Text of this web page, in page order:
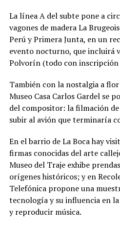
La línea A del subte pone a
vagones de madera La
Perú y Primera Junta, en un
evento nocturno, que incluirá
Polvorín (todo con inscripción
También con la nostalgia a
Museo Casa Carlos Gardel se
del compositor: la filmación
subir al avión que terminaría
En el barrio de La Boca hay
firmas conocidas del arte
Museo del Traje exhibe
orígenes históricos; y en
Telefónica propone una
tecnología y su influencia en
y reproducir música.